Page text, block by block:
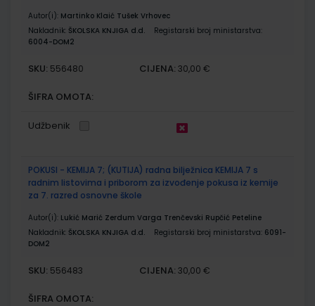
Autor(i): Martinko Klaić Tušek Vrhovec
Nakladnik: ŠKOLSKA KNJIGA d.d.
Registarski broj ministarstva:
6004-DOM2
SKU: 556480 CIJENA: 30,00 €
ŠIFRA OMOTA:
Udžbenik
POKUSI - KEMIJA 7; (KUTIJA) radna bilježnica KEMIJA 7 s
radnim listovima i priborom za izvođenje pokusa iz kemije
za 7. razred osnovne škole
Autor(i): Lukić Marić Zerdum Varga Trenčevski Rupčić Peteline
Nakladnik: ŠKOLSKA KNJIGA d.d. Registarski broj ministarstva: 6091-
DOM2
SKU: 556483 CIJENA: 30,00 €
ŠIFRA OMOTA: